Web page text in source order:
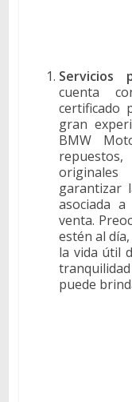
Servicios
cuenta
certificado
gran
BMW
garantizar
asociada
venta.
estén al
la vida útil
puede